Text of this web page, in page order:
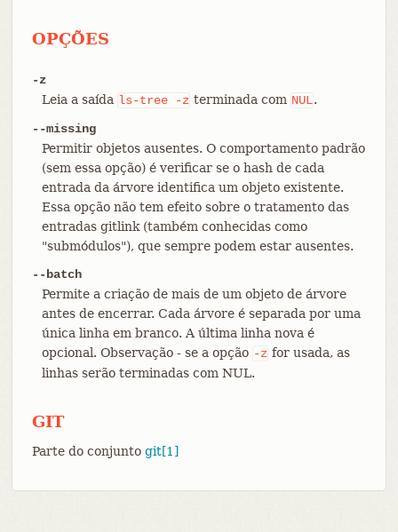
OPÇÕES
-z
Leia a saída ls-tree -z terminada com NUL.
--missing
Permitir objetos ausentes. O comportamento padrão
(sem essa opção) é verificar se o hash de cada
entrada da árvore identifica um objeto existente.
Essa opção não tem efeito sobre o tratamento das
entradas gitlink (também conhecidas como
"submódulos"), que sempre podem estar ausentes.
--batch
Permite a criação de mais de um objeto de árvore
antes de encerrar. Cada árvore é separada por uma
única linha em branco. A última linha nova é
opcional. Observação - se a opção -z for usada, as
linhas serão terminadas com NUL.
GIT
Parte do conjunto git[1]